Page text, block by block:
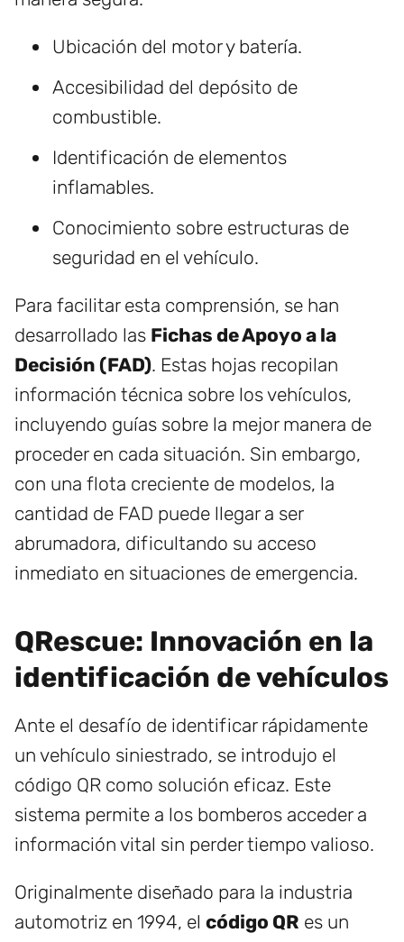
Ubicación del motor y batería.
Accesibilidad del depósito de
combustible.
Identificación de elementos
inflamables.
Conocimiento sobre estructuras de
seguridad en el vehículo.
Para facilitar esta comprensión, se han
desarrollado las Fichas de Apoyo a la
Decisión (FAD). Estas hojas recopilan
información técnica sobre los vehículos,
incluyendo guías sobre la mejor manera de
proceder en cada situación. Sin embargo,
con una flota creciente de modelos, la
cantidad de FAD puede llegar a ser
abrumadora, dificultando su acceso
inmediato en situaciones de emergencia.
QRescue: Innovación en la
identificación de vehículos
Ante el desafío de identificar rápidamente
un vehículo siniestrado, se introdujo el
código QR como solución eficaz. Este
sistema permite a los bomberos acceder a
información vital sin perder tiempo valioso.
Originalmente diseñado para la industria
automotriz en 1994, el código QR es un